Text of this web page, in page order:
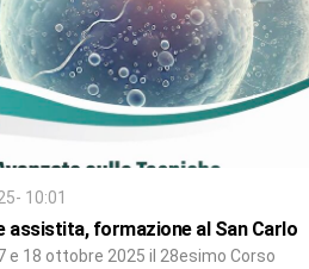
10:01
assistita, formazione al San Carlo
e 18 ottobre 2025 il 28esimo Corso